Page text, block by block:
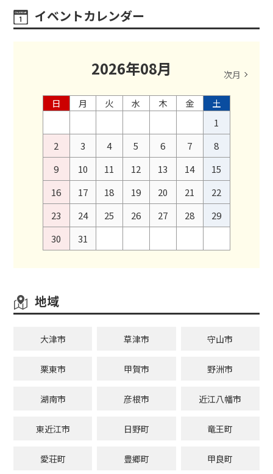
イベントカレンダー
2026年08月 次月
日 月 火 水 木 金
土
1
2
3 4 5 6 7
8
9
10 11 12 13 14
15
16
17 18 19 20 21
22
23
24 25 26 27 28
29
30
31
地域
大津市 草津市 守山市
栗東市 甲賀市 野洲市
湖南市 彦根市 近江八幡市
東近江市 日野町 竜王町
愛荘町 豊郷町 甲良町